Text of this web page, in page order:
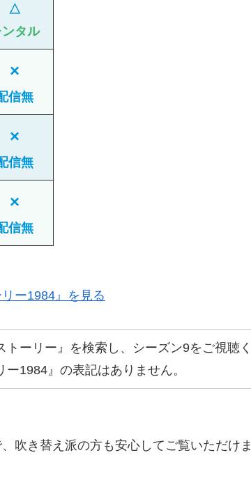
△
ンタル
×
信無
×
信無
×
信無
ー1984』を見る
ーリー』を検索し、シーズン9をご視聴く
1984』の表記はありません。
吹き替え派の方も安心してご覧いただけま